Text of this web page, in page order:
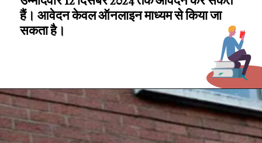
हैं। आवेदन केवल ऑनलाइन माध्यम से किया जा
सकता है।